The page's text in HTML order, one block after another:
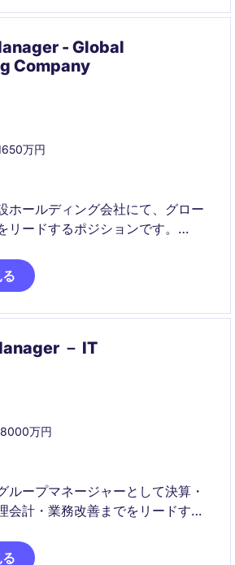
- Global
Company
万円
ホールディング会社にて、グロー
リードするポジションです。
ガバナンスを横断し、経営および
度な財務課題に関与できます。
－ IT
万円
ループマネージャーとして決算・
会計・業務改善までをリードする
価値向上に貢献いただきます。